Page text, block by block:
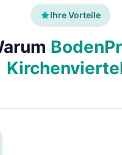
Ihre Vorteile